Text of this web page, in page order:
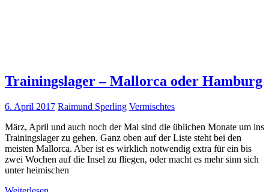
Trainingslager – Mallorca oder Hamburg
6. April 2017 Raimund Sperling Vermischtes
März, April und auch noch der Mai sind die üblichen Monate um ins
Trainingslager zu gehen. Ganz oben auf der Liste steht bei den
meisten Mallorca. Aber ist es wirklich notwendig extra für ein bis
zwei Wochen auf die Insel zu fliegen, oder macht es mehr sinn sich
unter heimischen